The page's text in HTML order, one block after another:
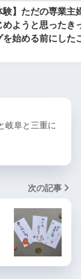
験】ただの専業主
めようと思ったき
を始める前にした
岐阜と三重に
次の記事